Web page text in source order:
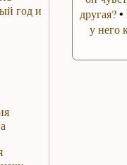
год и
другая?•
у него